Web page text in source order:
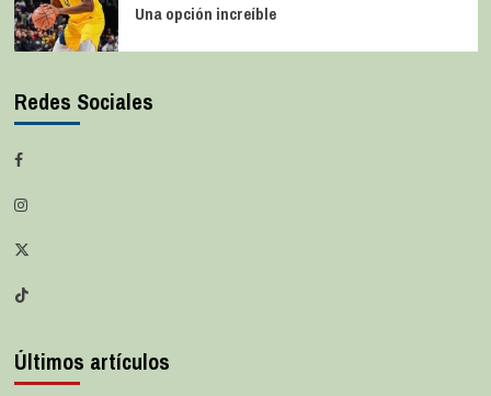
Una opción increíble
Redes Sociales
Últimos artículos